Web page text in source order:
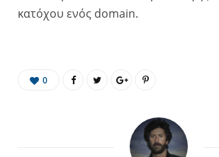
κατόχου ενός domain.
0